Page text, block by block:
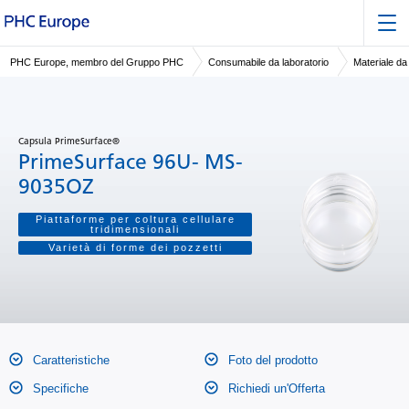
PHC Europe, membro del Gruppo PHC Consumabile da laboratorio Materiale
Capsula PrimeSurface®
PrimeSurface 96U- MS-
9035OZ
Piattaforme per coltura cellulare
tridimensionali
Varietà di forme dei pozzetti
Caratteristiche Foto del prodotto
Specifiche Richiedi un'Offerta